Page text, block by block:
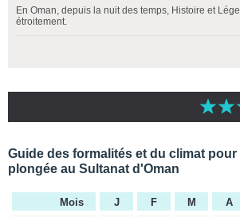
En Oman, depuis la nuit des temps, Histoire et
étroitement.
Guide des formalités et du climat
plongée au Sultanat d'Oman
Mois J F M A